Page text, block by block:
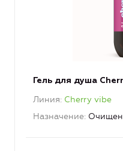
Гель для душа
Линия Cherry vibe
Назначение